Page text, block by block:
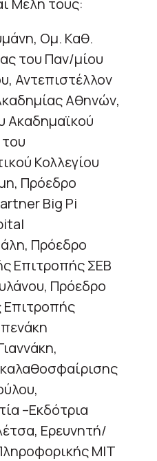
Μέλη τους:
Ομ. Καθ.
του Παν/μίου
Αντεπιστέλλον
Αθηνών,
Ακαδημαϊκού
Κολλεγίου
Πρόεδρο
Big Pi
Πρόεδρο
Επιτροπής ΣΕΒ
Πρόεδρο
Επιτροπής
–Εκδότρια
Ερευνητή/
MIT